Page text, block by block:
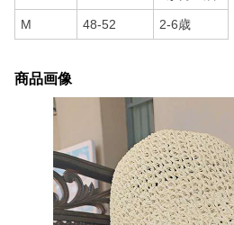
M 48-52 2-6歳
商品画像